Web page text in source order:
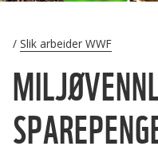
Slik arbeider WWF